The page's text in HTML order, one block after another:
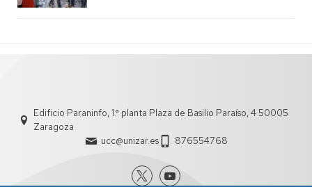
Edificio Paraninfo, 1.ª planta Plaza de Basilio Paraíso, 4 50005
Zaragoza
ucc@unizar.es
876554768